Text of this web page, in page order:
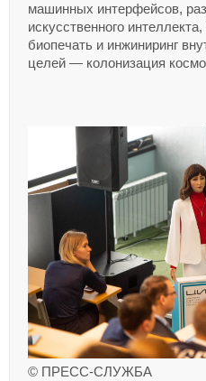
машинных интерфейсов,
искусственного
биопечать и инжиниринг
целей — колонизация
© ПРЕСС-СЛУЖБА